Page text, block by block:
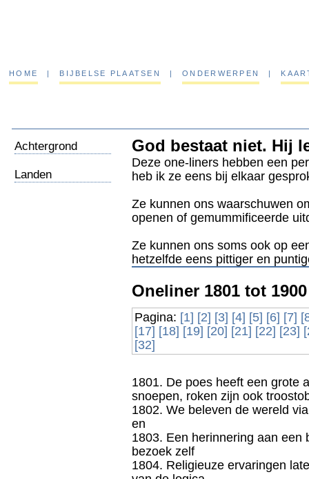
HOME | BIJBELSE PLAATSEN | ONDERWERPEN |
Achtergrond
Landen
God bestaat niet. Hij
Deze one-liners hebben een
heb ik ze eens bij elkaar
Ze kunnen ons waarschuwen
openen of gemummificeerde
Ze kunnen ons soms ook op
hetzelfde eens pittiger en
Oneliner 1801 tot 1900
Pagina: [1] [2] [3] [4] [5] [6] [7]
[17] [18] [19] [20] [21] [22] [23]
[32]
1801. De poes heeft een grote
snoepen, roken zijn ook
1802. We beleven de wereld
en
1803. Een herinnering aan een
bezoek zelf
1804. Religieuze ervaringen